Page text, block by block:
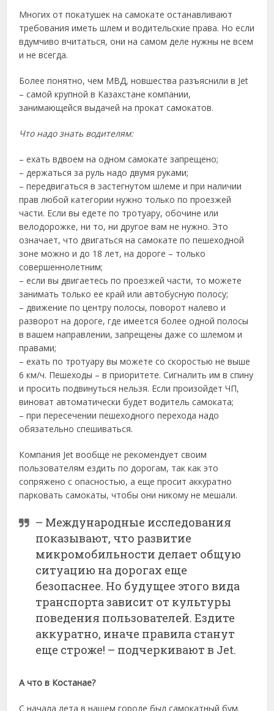
Многих от покатушек на самокате останавливают
требования иметь шлем и водительские права. Но если
вдумчиво вчитаться, они на самом деле нужны не всем
и не всегда.
Более понятно, чем МВД, новшества разъяснили в Jet
– самой крупной в Казахстане компании,
занимающейся выдачей на прокат самокатов.
Что надо знать водителям:
– ехать вдвоем на одном самокате запрещено;
– держаться за руль надо двумя руками;
– передвигаться в застегнутом шлеме и при наличии
прав любой категории нужно только по проезжей
части. Если вы едете по тротуару, обочине или
велодорожке, ни то, ни другое вам не нужно. Это
означает, что двигаться на самокате по пешеходной
зоне можно и до 18 лет, на дороге – только
совершеннолетним;
– если вы двигаетесь по проезжей части, то можете
занимать только ее край или автобусную полосу;
– движение по центру полосы, поворот налево и
разворот на дороге, где имеется более одной полосы
в вашем направлении, запрещены даже со шлемом и
правами;
– ехать по тротуару вы можете со скоростью не выше
6 км/ч. Пешеходы – в приоритете. Сигналить им в спину
и просить подвинуться нельзя. Если произойдет ЧП,
виноват автоматически будет водитель самоката;
– при пересечении пешеходного перехода надо
обязательно спешиваться.
Компания Jet вообще не рекомендует своим
пользователям ездить по дорогам, так как это
сопряжено с опасностью, а еще просит аккуратно
парковать самокаты, чтобы они никому не мешали.
– Международные исследования
показывают, что развитие
микромобильности делает общую
ситуацию на дорогах еще
безопаснее. Но будущее этого вида
транспорта зависит от культуры
поведения пользователей. Ездите
аккуратно, иначе правила станут
еще строже! – подчеркивают в Jet.
А что в Костанае?
С начала лета в нашем городе был самокатный бум.